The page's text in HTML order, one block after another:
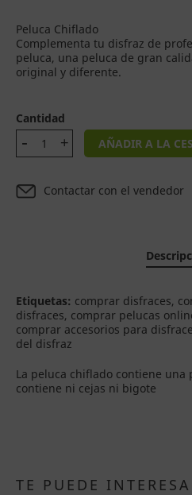
Peluca Chiflado
Complementa tu disfraz de
peluca, una peluca de gran
original y diferente.
Cantidad
AÑADIR A LA
Contactar con el vendedor
Etiquetas: comprar disfraces,
disfraces, comprar pelucas
comprar accesorios para
del disfraz
La peluca chiflado contiene una
contiene ni cejas ni bigote
TE PUEDE